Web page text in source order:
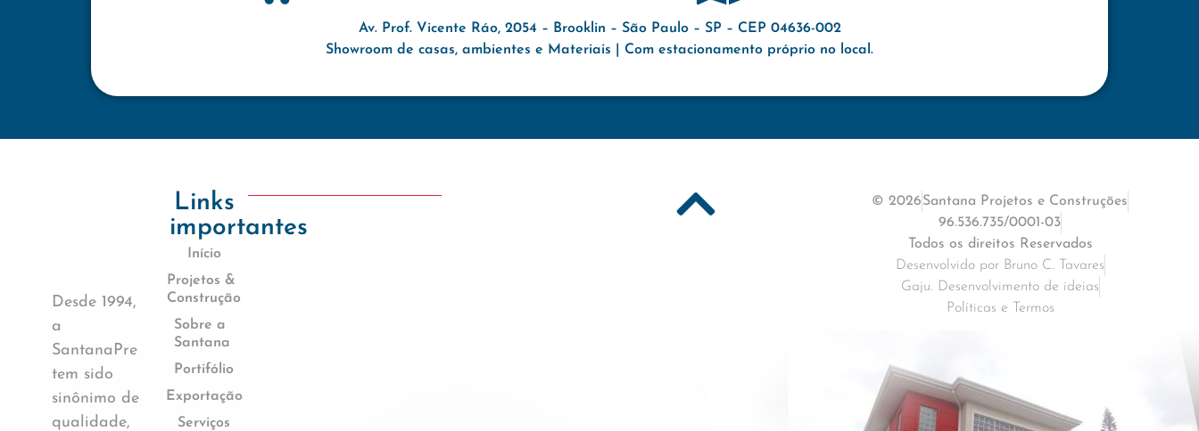
Av. Prof. Vicente Ráo, 2054 – Brooklin – São Paulo – SP – CEP 04636-002
Showroom de casas, ambientes e Materiais | Com estacionamento próprio no local.
Desde 1994,
a
SantanaPre
tem sido
sinônimo de
qualidade,
Links
importantes
Início
Projetos &
Construção
Sobre a
Santana
Portifólio
Exportação
Serviços
© 2026Santana Projetos e Construções
96.536.735/0001-03
Todos os direitos Reservados
Desenvolvido por Bruno C. Tavares
Gaju. Desenvolvimento de ideias
Políticas e Termos